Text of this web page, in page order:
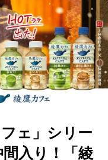
ェ」シリー
入り！「綾